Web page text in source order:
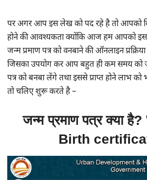
पर अगर आप इस लेख को पद रहे है तो आपको
होने की आवश्यकता क्योंकि आज हम आपको
जन्म प्रमाण पत्र को वनबाने की ऑनलाइन
जिसका उपयोग कर आप बहुत ही कम समय को
पत्र को बनबा लेंगे तथा इससे प्राप्त होने लाभ को
तो चलिए शुरू करते है –
जन्म प्रमाण पत्र क्या
Birth